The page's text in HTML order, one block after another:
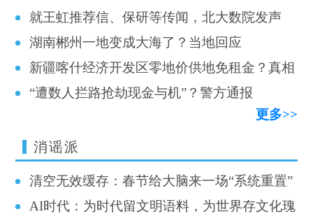
谣言就王虹推荐信、保研等传闻，北大数院发声
湖南郴州一地变成大海了？当地回应
新疆喀什经济开发区零地价供地免租金？真相
来了“遭数人拦路抢劫现金与机”？警方通报
更多>>
消谣派
清空无效缓存：春节给大脑来一场“系统重置”
AI时代：为时代留文明语料，为世界存文化瑰